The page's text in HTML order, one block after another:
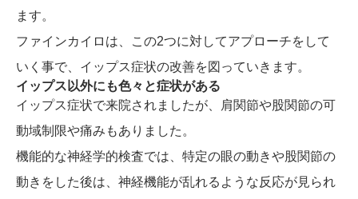
ます。
ファインカイロは、この2つに対してアプローチをして
いく事で、イップス症状の改善を図っていきます。
イップス以外にも色々と症状がある
イップス症状で来院されましたが、肩関節や股関節の可
動域制限や痛みもありました。
機能的な神経学的検査では、特定の眼の動きや股関節の
動きをした後は、神経機能が乱れるような反応が見られ